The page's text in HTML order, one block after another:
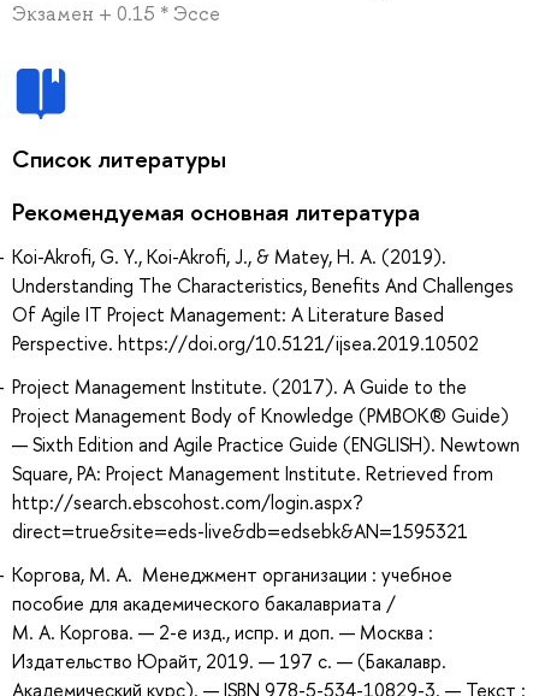
Экзамен + 0.15 * Эссе
Список литературы
Рекомендуемая основная литература
Koi-Akrofi, G. Y., Koi-Akrofi, J., & Matey, H. A. (2019).
Understanding The Characteristics, Benefits And Challenges
Of Agile IT Project Management: A Literature Based
Perspective. https://doi.org/10.5121/ijsea.2019.10502
Project Management Institute. (2017). A Guide to the
Project Management Body of Knowledge (PMBOK® Guide)
— Sixth Edition and Agile Practice Guide (ENGLISH). Newtown
Square, PA: Project Management Institute. Retrieved from
http://search.ebscohost.com/login.aspx?
direct=true&site=eds-live&db=edsebk&AN=1595321
Коргова, М. А. Менеджмент организации : учебное
пособие для академического бакалавриата /
М. А. Коргова. — 2-е изд., испр. и доп. — Москва :
Издательство Юрайт, 2019. — 197 с. — (Бакалавр.
Академический курс). — ISBN 978-5-534-10829-3. — Текст :